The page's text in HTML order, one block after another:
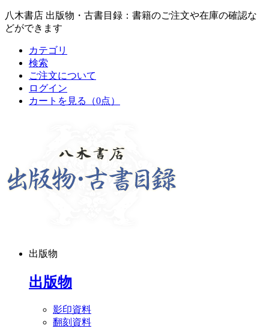
八木書店 出版物・古書目録：書籍のご注文や在庫の確認な
どができます
カテゴリ
検索
ご注文について
ログイン
カートを見る
（0点）
出版物
出版物
影印資料
翻刻資料